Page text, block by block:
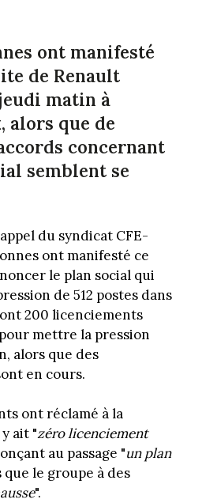
ont manifesté
de Renault
matin à
alors que de
concernant
semblent se
du syndicat CFE-
ont manifesté ce
le plan social qui
de 512 postes dans
200 licenciements
mettre la pression
alors que des
en cours.
ont réclamé à la
ait "zéro licenciement
au passage "un plan
que le groupe à des
".